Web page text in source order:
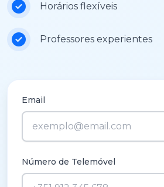
Horários flexíveis
Professores experientes
Email
Número de Telemóvel